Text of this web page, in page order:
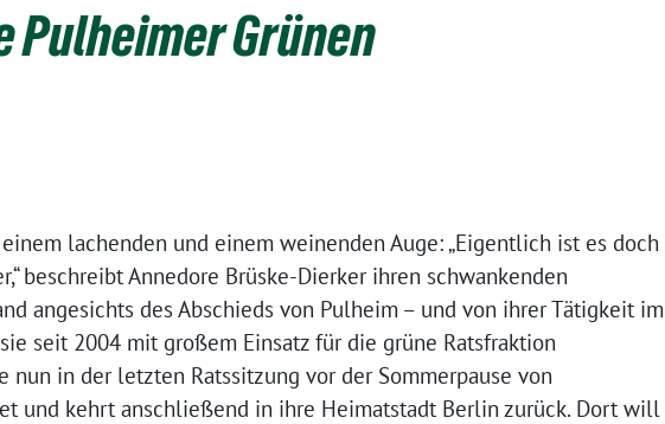
Pulheimer Grünen
lachenden und einem weinenden Auge: „Eigentlich ist es doch
beschreibt Annedore Brüske-Dierker ihren schwankenden
angesichts des Abschieds von Pulheim – und von ihrer Tätigkeit im
seit 2004 mit großem Einsatz für die grüne Ratsfraktion
nun in der letzten Ratssitzung vor der Sommerpause von
und kehrt anschließend in ihre Heimatstadt Berlin zurück. Dort will